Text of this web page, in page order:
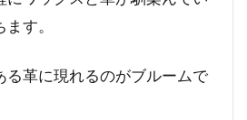
す。
る革に現れるのがブルームで